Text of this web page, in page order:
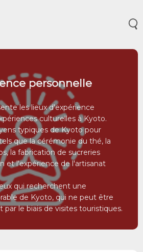
personnelle
les lieux d'expérience
culturelles à Kyoto.
typiques de Kyoto pour
que la cérémonie du thé, la
la fabrication de sucreries
et l'expérience de l'artisanat
qui recherchent une
de Kyoto, qui ne peut être
le biais de visites touristiques.